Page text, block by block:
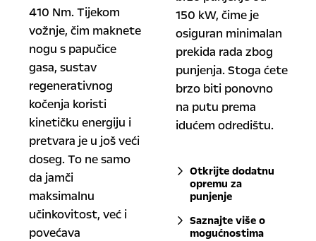
410 Nm. Tijekom
vožnje, čim maknete
nogu s papučice
gasa, sustav
regenerativnog
kočenja koristi
kinetičku energiju i
pretvara je u još veći
doseg. To ne samo
da jamči
maksimalnu
učinkovitost, već i
povećava
150 kW, čime je
osiguran minimalan
prekida rada zbog
punjenja. Stoga ćete
brzo biti ponovno
na putu prema
idućem odredištu.
Otkrijte dodatnu
opremu za
punjenje
Saznajte više o
mogućnostima